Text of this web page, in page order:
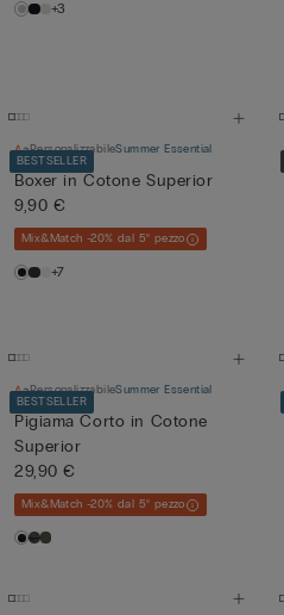
+3
BESTSELLER
PersonalizzabileSummer Essential
Boxer in Cotone Superior
9,90 €
Mix&Match -20% dal 5° pezzo
+7
BESTSELLER
PersonalizzabileSummer Essential
Pigiama Corto in Cotone
Superior
29,90 €
Mix&Match -20% dal 5° pezzo